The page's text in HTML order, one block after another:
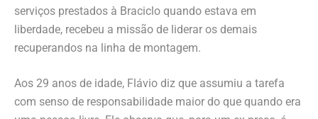
serviços prestados à Braciclo quando estava em
liberdade, recebeu a missão de liderar os demais
recuperandos na linha de montagem.
Aos 29 anos de idade, Flávio diz que assumiu a tarefa
com senso de responsabilidade maior do que quando era